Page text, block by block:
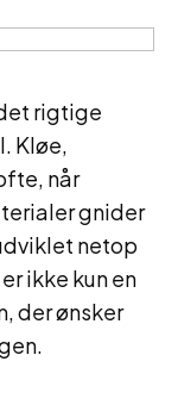
rigtige
Kløe,
når
gnider
netop
ikke kun en
der ønsker